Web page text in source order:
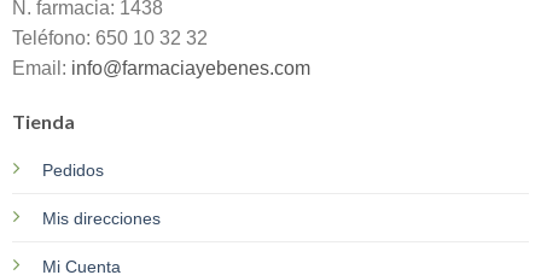
N. farmacia: 1438
Teléfono: 650 10 32 32
Email: info@farmaciayebenes.com
Tienda
Pedidos
Mis direcciones
Mi Cuenta